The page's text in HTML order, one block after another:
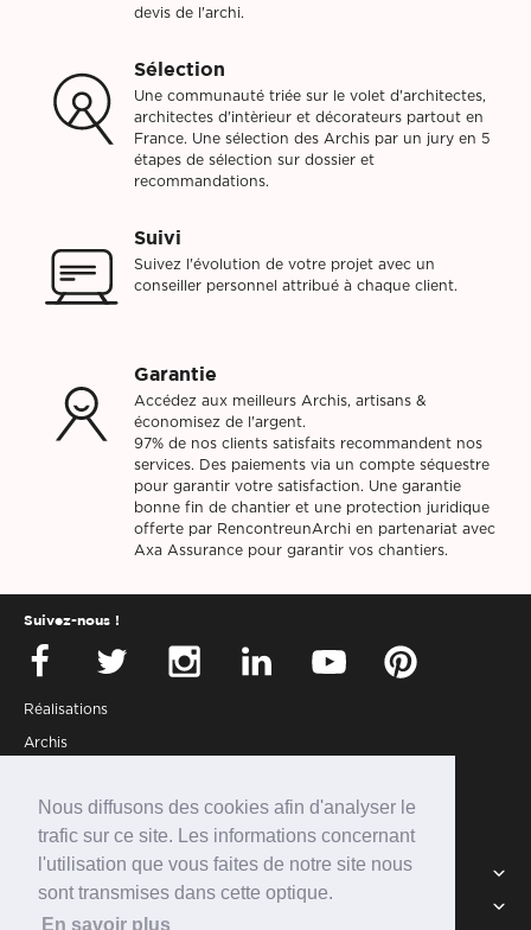
Nous diffusons des cookies afin d'analyser le
trafic sur ce site. Les informations concernant
l'utilisation que vous faites de notre site nous
sont transmises dans cette optique.
En savoir plus
devis de l'archi.
Sélection
Une communauté triée sur le volet d'architectes,
architectes d'intèrieur et décorateurs partout en
France. Une sélection des Archis par un jury en 5
étapes de sélection sur dossier et
recommandations.
Suivi
Suivez l'évolution de votre projet avec un
conseiller personnel attribué à chaque client.
Garantie
Accédez aux meilleurs Archis, artisans &
économisez de l'argent.
97% de nos clients satisfaits recommandent nos
services. Des paiements via un compte séquestre
pour garantir votre satisfaction. Une garantie
bonne fin de chantier et une protection juridique
offerte par RencontreunArchi en partenariat avec
Axa Assurance pour garantir vos chantiers.
Réalisations
Archis
Partenaires
Connexion
Suivez-nous !